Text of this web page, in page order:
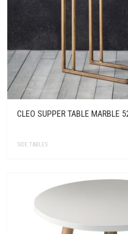
CLEO SUPPER TABLE MARBLE
SIDE TABLES